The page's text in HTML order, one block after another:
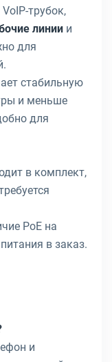
трубок,
линии и
для
стабильную
и меньше
для
в комплект,
PoE на
в заказ.
и